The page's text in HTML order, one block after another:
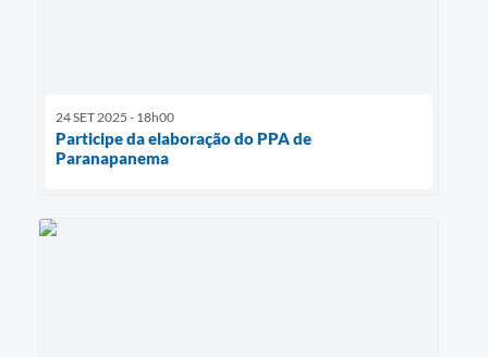
24 SET 2025 - 18h00
Participe da elaboração do PPA de
Paranapanema